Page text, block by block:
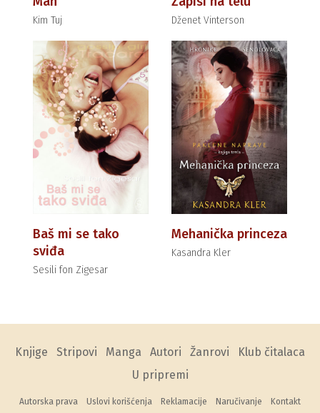
Kim Tuj Dženet Vinterson
Baš mi se tako
sviđa
Sesili fon Zigesar
Mehanička princeza
Kasandra Kler
Knjige Stripovi Manga Autori Žanrovi
Klub čitalaca
U pripremi
Autorska prava Uslovi korišćenja Reklamacije Naručivanje Kontakt